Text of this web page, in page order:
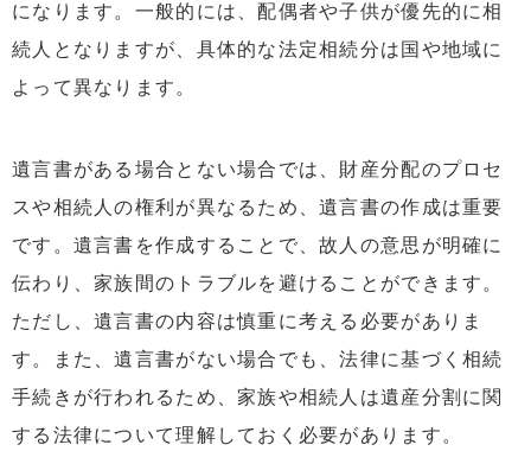
になります。一般的には、配偶者や子供が優先的に相
続人となりますが、具体的な法定相続分は国や地域に
よって異なります。
遺言書がある場合とない場合では、財産分配のプロセ
スや相続人の権利が異なるため、遺言書の作成は重要
です。遺言書を作成することで、故人の意思が明確に
伝わり、家族間のトラブルを避けることができます。
ただし、遺言書の内容は慎重に考える必要がありま
す。また、遺言書がない場合でも、法律に基づく相続
手続きが行われるため、家族や相続人は遺産分割に関
する法律について理解しておく必要があります。